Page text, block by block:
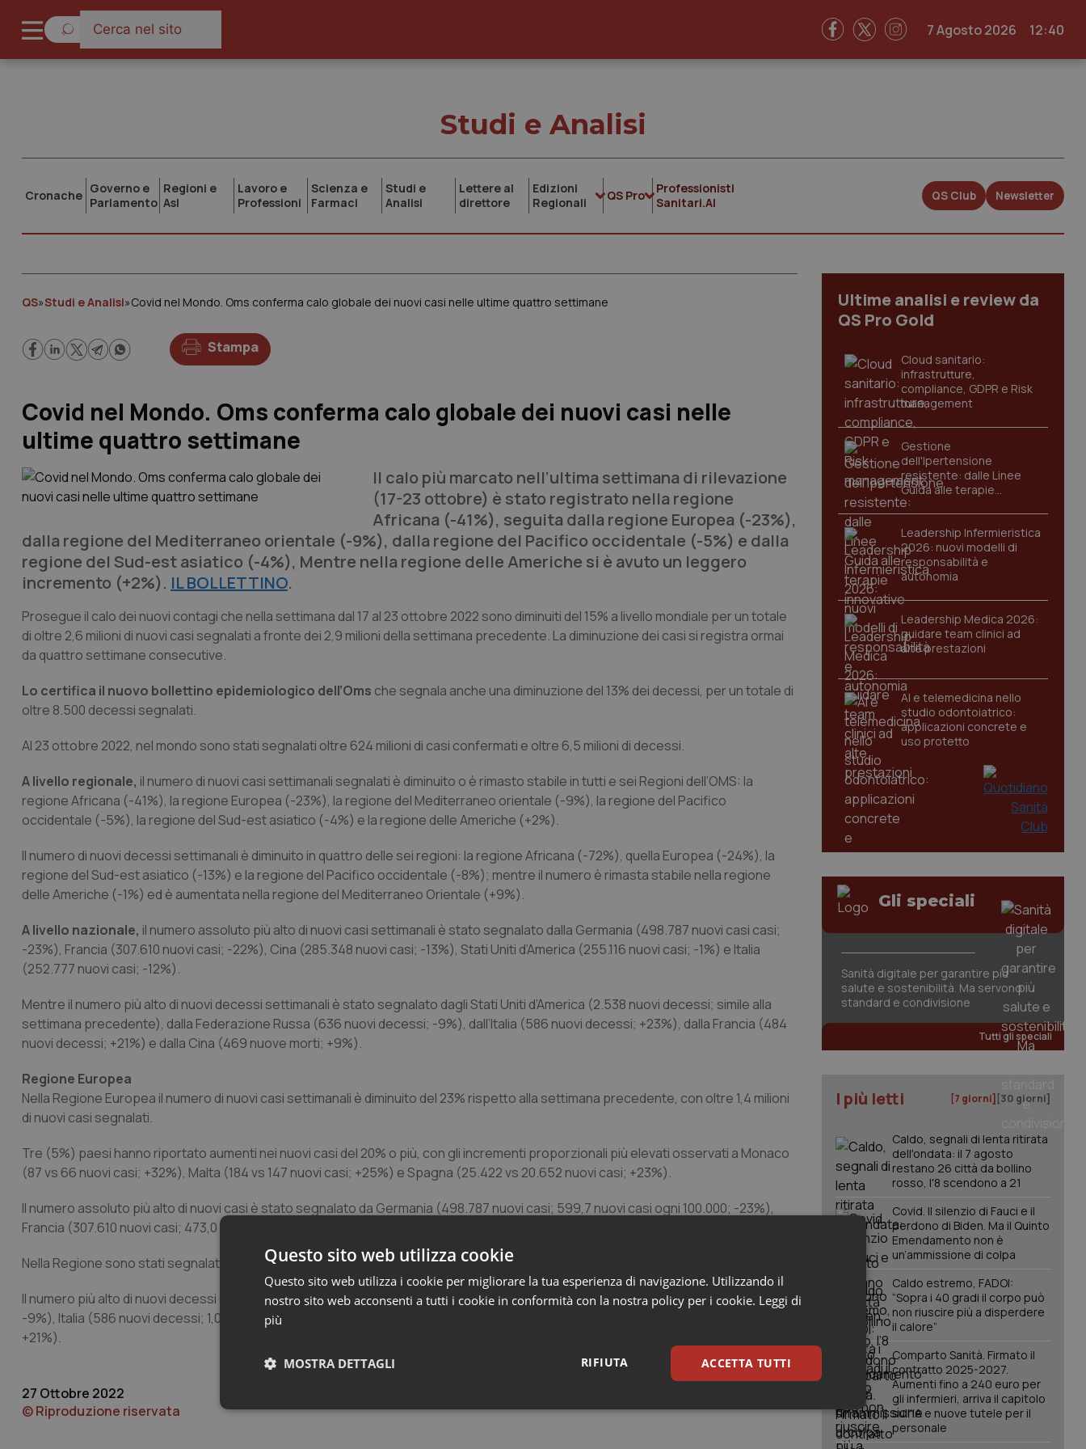
7 Agosto 2026 12:40
Studi e Analisi
Cronache Governo e
Parlamento
Regioni e
Asl
Lavoro e
Professioni
Scienza e
Farmaci
Studi e
Analisi
Lettere al
direttore
Edizioni
Regionali
QS Pro
Professionisti
Sanitari.AI
QS Club Newsletter
QS»Studi e Analisi»Covid nel Mondo. Oms conferma calo globale dei nuovi casi nelle ultime quattro settimane
Stampa
Covid nel Mondo. Oms conferma calo globale dei nuovi casi nelle
ultime quattro settimane
Il calo più marcato nell’ultima settimana di rilevazione
(17-23 ottobre) è stato registrato nella regione
Africana (-41%), seguita dalla regione Europea (-23%),
dalla regione del Mediterraneo orientale (-9%), dalla regione del Pacifico occidentale (-5%) e dalla
regione del Sud-est asiatico (-4%), Mentre nella regione delle Americhe si è avuto un leggero
incremento (+2%). IL BOLLETTINO.
Prosegue il calo dei nuovi contagi che nella settimana dal 17 al 23 ottobre 2022 sono diminuiti del 15% a livello mondiale per un totale
di oltre 2,6 milioni di nuovi casi segnalati a fronte dei 2,9 milioni della settimana precedente. La diminuzione dei casi si registra ormai
da quattro settimane consecutive.
Lo certifica il nuovo bollettino epidemiologico dell’Oms che segnala anche una diminuzione del 13% dei decessi, per un totale di
oltre 8.500 decessi segnalati.
Al 23 ottobre 2022, nel mondo sono stati segnalati oltre 624 milioni di casi confermati e oltre 6,5 milioni di decessi.
A livello regionale, il numero di nuovi casi settimanali segnalati è diminuito o è rimasto stabile in tutti e sei Regioni dell’OMS: la
regione Africana (-41%), la regione Europea (-23%), la regione del Mediterraneo orientale (-9%), la regione del Pacifico
occidentale (-5%), la regione del Sud-est asiatico (-4%) e la regione delle Americhe (+2%).
Il numero di nuovi decessi settimanali è diminuito in quattro delle sei regioni: la regione Africana (-72%), quella Europea (-24%), la
regione del Sud-est asiatico (-13%) e la regione del Pacifico occidentale (-8%); mentre il numero è rimasta stabile nella regione
delle Americhe (-1%) ed è aumentata nella regione del Mediterraneo Orientale (+9%).
A livello nazionale, il numero assoluto più alto di nuovi casi settimanali è stato segnalato dalla Germania (498.787 nuovi casi casi;
-23%), Francia (307.610 nuovi casi; -22%), Cina (285.348 nuovi casi; -13%), Stati Uniti d’America (255.116 nuovi casi; -1%) e Italia
(252.777 nuovi casi; -12%).
Mentre il numero più alto di nuovi decessi settimanali è stato segnalato dagli Stati Uniti d’America (2.538 nuovi decessi; simile alla
settimana precedente), dalla Federazione Russa (636 nuovi decessi; -9%), dall’Italia (586 nuovi decessi; +23%), dalla Francia (484
nuovi decessi; +21%) e dalla Cina (469 nuove morti; +9%).
Regione Europea
Nella Regione Europea il numero di nuovi casi settimanali è diminuito del 23% rispetto alla settimana precedente, con oltre 1,4 milioni
di nuovi casi segnalati.
Tre (5%) paesi hanno riportato aumenti nei nuovi casi del 20% o più, con gli incrementi proporzionali più elevati osservati a Monaco
(87 vs 66 nuovi casi; +32%), Malta (184 vs 147 nuovi casi; +25%) e Spagna (25.422 vs 20.652 nuovi casi; +23%).
Il numero assoluto più alto di nuovi casi è stato segnalato da Germania (498.787 nuovi casi; 599,7 nuovi casi ogni 100.000; -23%),
Francia (307.610 nuovi casi; 473,0 nuovi casi ogni 100.000; -22%) e Italia (252.777 nuovi casi; 423,8 nuovi casi ogni 100 000; -12%).
Nella Regione sono stati segnalati oltre 3.500 nuovi decessi settimanali, con un calo del 24% rispetto alla settimana precedente.
Il numero più alto di nuovi decessi è stato segnalato dalla Federazione Russa (636 nuovi decessi; <1 nuovo decesso per 100 000;
-9%), Italia (586 nuovi decessi; 1,0 nuovi decessi ogni 100.000; +23%) e Francia (484 nuovi decessi; <1 nuovo decesso ogni 100.000;
+21%).
27 Ottobre 2022
© Riproduzione riservata
Ultime analisi e review da
QS Pro Gold
Cloud sanitario:
infrastrutture,
compliance, GDPR e Risk
management
Gestione
dell'Ipertensione
resistente: dalle Linee
Guida alle terapie
innovative
Leadership Infermieristica
2026: nuovi modelli di
responsabilità e
autonomia
Leadership Medica 2026:
guidare team clinici ad
alte prestazioni
AI e telemedicina nello
studio odontoiatrico:
applicazioni concrete e
uso protetto
Gli speciali
Sanità digitale per garantire più
salute e sostenibilità. Ma servono
standard e condivisione
Tutti gli speciali
I più letti [7 giorni] [30 giorni]
Caldo, segnali di lenta ritirata
dell'ondata: il 7 agosto
restano 26 città da bollino
rosso, l'8 scendono a 21
Covid. Il silenzio di Fauci e il
perdono di Biden. Ma il Quinto
Emendamento non è
un’ammissione di colpa
Caldo estremo, FADOI:
“Sopra i 40 gradi il corpo può
non riuscire più a disperdere
il calore”
Comparto Sanità. Firmato il
contratto 2025-2027.
Aumenti fino a 240 euro per
gli infermieri, arriva il capitolo
sull'IA e nuove tutele per il
personale
Questo sito web utilizza cookie
Questo sito web utilizza i cookie per migliorare la tua esperienza di navigazione. Utilizzando il
nostro sito web acconsenti a tutti i cookie in conformità con la nostra policy per i cookie. Leggi di
più
ACCETTA TUTTI
RIFIUTA
MOSTRA DETTAGLI
Necessari Statistici Marketing